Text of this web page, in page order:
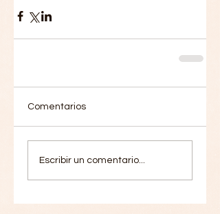
Comentarios
Escribir un comentario...